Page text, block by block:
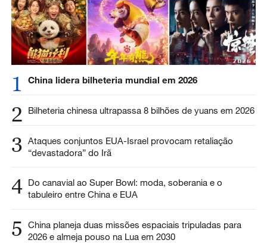
1 China lidera bilheteria mundial em 2026
2 Bilheteria chinesa ultrapassa 8 bilhões de yuans em 2026
3 Ataques conjuntos EUA-Israel provocam retaliação
“devastadora” do Irã
4 Do canavial ao Super Bowl: moda, soberania e o
tabuleiro entre China e EUA
5
China planeja duas missões espaciais tripuladas para
2026 e almeja pouso na Lua em 2030